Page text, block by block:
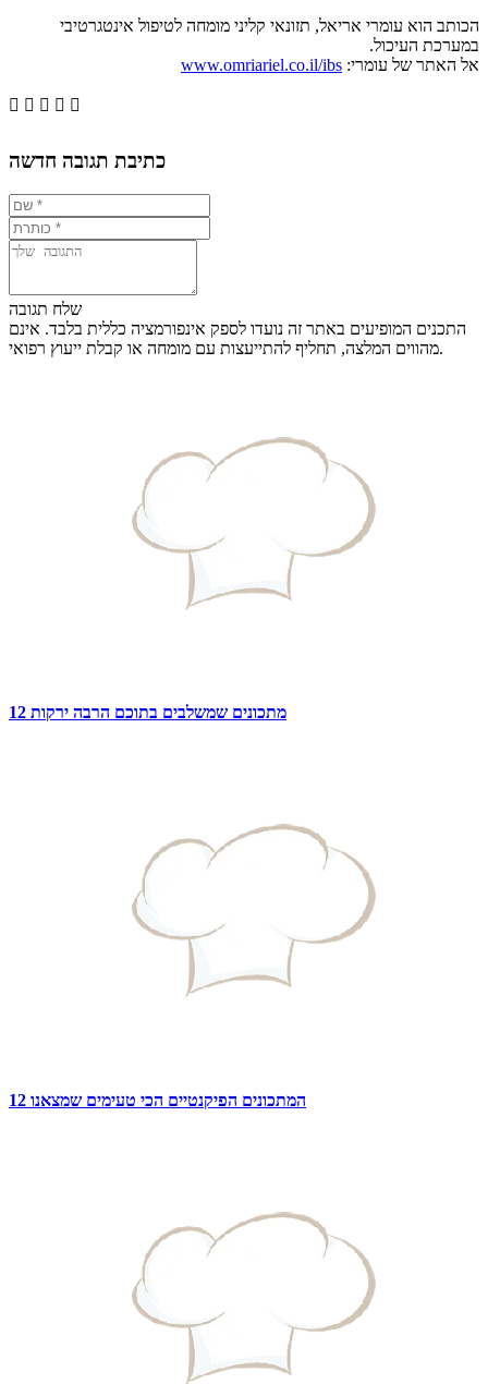
הכותב הוא עומרי אריאל, תזונאי קליני מומחה לטיפול אינטגרטיבי
במערכת העיכול.
אל האתר של עומרי: www.omriariel.co.il/ibs
    
כתיבת תגובה חדשה
שלח תגובה
התכנים המופיעים באתר זה נועדו לספק אינפורמציה כללית בלבד. אינם
מהווים המלצה, תחליף להתייעצות עם מומחה או קבלת ייעוץ רפואי.
12 מתכונים שמשלבים בתוכם הרבה ירקות
12 המתכונים הפיקנטיים הכי טעימים שמצאנו